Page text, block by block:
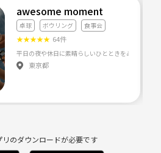
awesome moment
卓球 ボウリング 食事会
★★★★★ 64件
平日の夜や休日に素晴らしいひとときをみんなと
東京都
リのダウンロードが必要です